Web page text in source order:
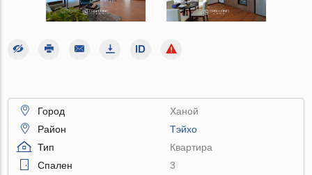
Город
Ханой
Район
Тэйхо
Тип
Квартира
Спален
3